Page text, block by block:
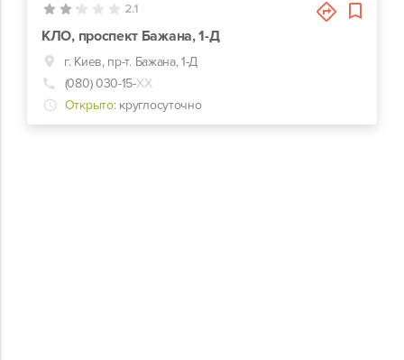
2.1
КЛО, проспект Бажана, 1-Д
г. Киев, пр-т. Бажана, 1-Д
(080) 030-15-ХХ
Открыто: круглосуточно